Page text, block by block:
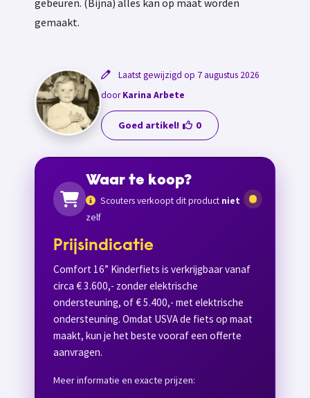
gemaakt.
Laatst gewijzigd op 7 augustus 2026
doorKarina Arbete
Goed artikel! 0
Waar te koop?
Scouters verkoopt dit product niet
zelf
Prijsindicatie
Comfort 16” Kinderfiets is verkrijgbaar vanaf
circa € 3.600,- zonder elektrische
ondersteuning, of € 5.400,- met elektrische
ondersteuning. Omdat USVA de fiets op maat
maakt, kun je het beste vooraf een offerte
aanvragen.
Meer informatie en exacte prijzen: